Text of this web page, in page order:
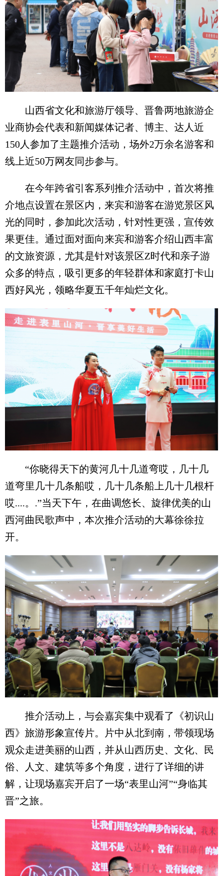
山西省文化和旅游厅领导、晋鲁两地旅游企
业商协会代表和新闻媒体记者、博主、达人近
150人参加了主题推介活动，场外2万余名游客和
线上近50万网友同步参与。
在今年跨省引客系列推介活动中，首次将推
介地点设置在景区内，来宾和游客在游览景区风
光的同时，参加此次活动，针对性更强，宣传效
果更佳。通过面对面向来宾和游客介绍山西丰富
的文旅资源，尤其是针对该景区Z时代和亲子游
众多的特点，吸引更多的年轻群体和家庭打卡山
西好风光，领略华夏五千年灿烂文化。
“你晓得天下的黄河几十几道弯哎，几十几
道弯里几十几条船哎，几十几条船上几十几根杆
哎....。.”当天下午，在曲调悠长、旋律优美的山
西河曲民歌声中，本次推介活动的大幕徐徐拉
开。
推介活动上，与会嘉宾集中观看了《初识山
西》旅游形象宣传片。片中从北到南，带领现场
观众走进美丽的山西，并从山西历史、文化、民
俗、人文、建筑等多个角度，进行了详细的讲
解，让现场嘉宾开启了一场“表里山河”“身临其
晋”之旅。